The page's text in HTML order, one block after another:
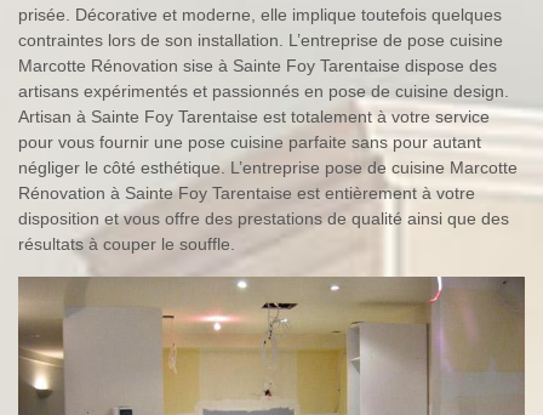
prisée. Décorative et moderne, elle implique toutefois quelques
contraintes lors de son installation. L’entreprise de pose cuisine
Marcotte Rénovation sise à Sainte Foy Tarentaise dispose des
artisans expérimentés et passionnés en pose de cuisine design.
Artisan à Sainte Foy Tarentaise est totalement à votre service
pour vous fournir une pose cuisine parfaite sans pour autant
négliger le côté esthétique. L’entreprise pose de cuisine Marcotte
Rénovation à Sainte Foy Tarentaise est entièrement à votre
disposition et vous offre des prestations de qualité ainsi que des
résultats à couper le souffle.